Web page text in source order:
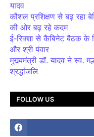
यादव
कौशल प्रशिक्षण से बढ़ रहा
की ओर बढ़ रहे कदम
ई-रिक्शा से कैबिनेट बैठक के
और श्री पंवार
मुख्यमंत्री डॉ. यादव ने स्व.
श्रद्धांजलि
FOLLOW US